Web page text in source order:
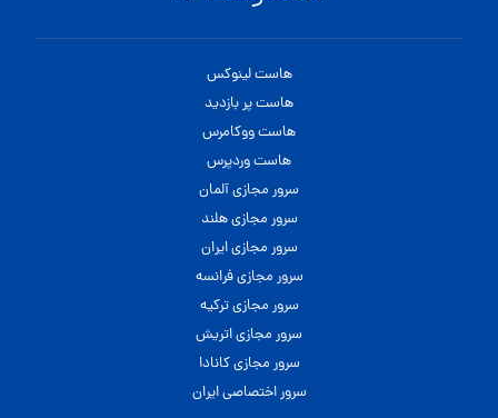
هاست لینوکس
هاست پر بازدید
هاست ووکامرس
هاست وردپرس
سرور مجازی آلمان
سرور مجازی هلند
سرور مجازی ایران
سرور مجازی فرانسه
سرور مجازی ترکیه
سرور مجازی اتریش
سرور مجازی کانادا
سرور اختصاصی ایران